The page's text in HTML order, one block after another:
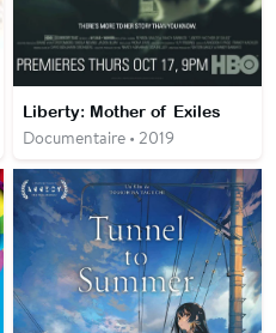
Liberty: Mother of Exiles
Documentaire • 2019